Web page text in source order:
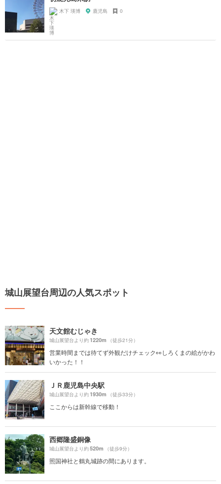
木下 瑛博 鹿児島 0
城山展望台周辺の人気スポット
天文館むじゃき
城山展望台より約1220m （徒歩21分）
営業時間までは待てず外観だけチェック👀しろくまの絵がかわ
いかった！！
ＪＲ鹿児島中央駅
城山展望台より約1930m （徒歩33分）
ここからは新幹線で移動！
西郷隆盛銅像
城山展望台より約520m （徒歩9分）
照国神社と鶴丸城跡の間にあります。